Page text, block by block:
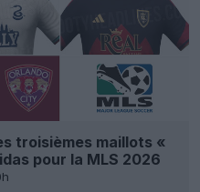
troisièmes maillots «
pour la MLS 2026